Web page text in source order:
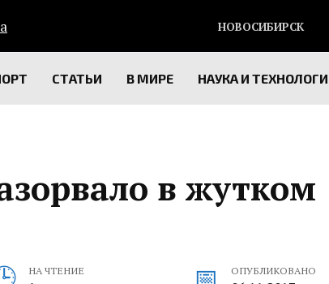
НОВОСИБИРСК
СТАТЬИ В МИРЕ НАУКА И
в жутком
НА ЧТЕНИЕ ОПУБЛИКОВАНО